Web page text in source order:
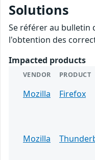
Solutions
Se référer au bulletin
l'obtention des
Impacted products
VENDOR PRODUCT
Mozilla Firefox
Mozilla